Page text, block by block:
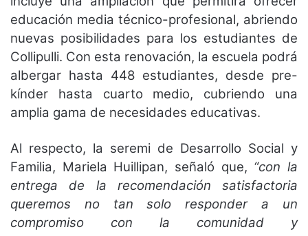
educación media técnico-profesional, abriendo
nuevas posibilidades para los estudiantes de
Collipulli. Con esta renovación, la escuela podrá
albergar hasta 448 estudiantes, desde pre-
kínder hasta cuarto medio, cubriendo una
amplia gama de necesidades educativas.
Al respecto, la seremi de Desarrollo Social y
Familia, Mariela Huillipan, señaló que, “con la
entrega de la recomendación satisfactoria
queremos no tan solo responder a un
compromiso con la comunidad y